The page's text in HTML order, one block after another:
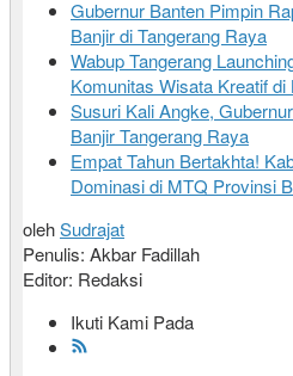
Gubernur Banten Pimpin
Banjir di Tangerang Raya
Wabup Tangerang
Komunitas Wisata Kreatif
Susuri Kali Angke,
Banjir Tangerang Raya
Empat Tahun Bertakhta!
Dominasi di MTQ Provinsi
olehSudrajat
Penulis: Akbar Fadillah
Editor: Redaksi
Ikuti Kami Pada